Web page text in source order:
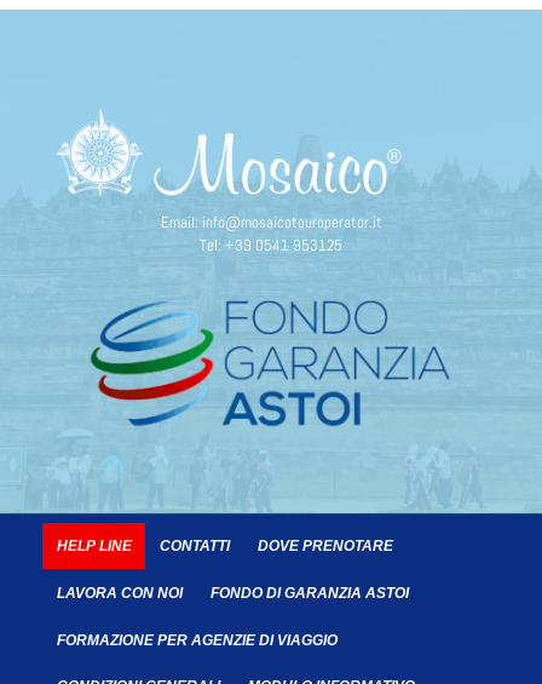
Email: info@mosaicotouroperator.it
Tel: +39 0541 953125
HELP LINE CONTATTI DOVE PRENOTARE
LAVORA CON NOI FONDO DI GARANZIA ASTOI
FORMAZIONE PER AGENZIE DI VIAGGIO